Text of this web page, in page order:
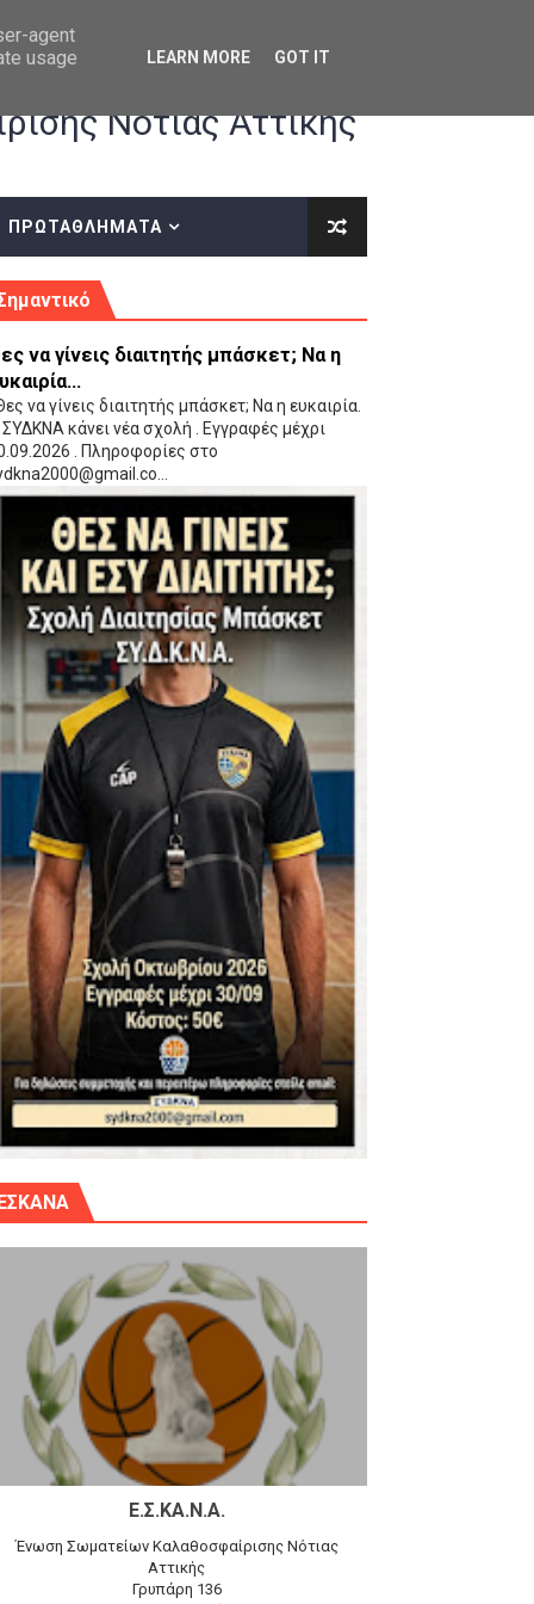
οδηγίες επί του ΚΑΝΟΝΙΣΜΟΥ ΕΓΓΡΑΦΩΝ-ΜΕΤΑΓΡΑΦΩΝ ΤΗΣ
(VIDEO)
-ΕΘΝΙΚΟΣ ΛΑΓΥΝΩΝ
- Στον τελικό με Ερμή Αργ. νίκησε 72-54 το Πέρα
-ΠΕΡΑ (21.30)
στην Ένωση
-20 77-69 την φοβερή Προοδευτική
Δημητρίου την Κυριακή 14.6.26
Προφήτη Ηλία 78-74 στα Καμίνια
Νότιας Αττικής
ΠΡΩΤΑΘΛΗΜΑΤΑ
να γίνεις διαιτητής μπάσκετ; Να η
να γίνεις διαιτητής μπάσκετ; Να η ευκαιρία.
κάνει νέα σχολή . Εγγραφές μέχρι
. Πληροφορίες στο
Ε.Σ.ΚΑ.Ν.Α.
Ένωση Σωματείων Καλαθοσφαίρισης Νότιας
Αττικής
Γρυπάρη 136
agent
usage
LEARN MORE GOT IT